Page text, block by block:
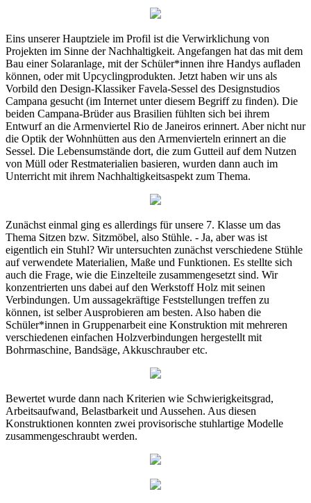
Eins unserer Hauptziele im Profil ist die Verwirklichung von
Projekten im Sinne der Nachhaltigkeit. Angefangen hat das mit dem
Bau einer Solaranlage, mit der Schüler*innen ihre Handys aufladen
können, oder mit Upcyclingprodukten. Jetzt haben wir uns als
Vorbild den Design-Klassiker Favela-Sessel des Designstudios
Campana gesucht (im Internet unter diesem Begriff zu finden). Die
beiden Campana-Brüder aus Brasilien fühlten sich bei ihrem
Entwurf an die Armenviertel Rio de Janeiros erinnert. Aber nicht nur
die Optik der Wohnhütten aus den Armenvierteln erinnert an die
Sessel. Die Lebensumstände dort, die zum Gutteil auf dem Nutzen
von Müll oder Restmaterialien basieren, wurden dann auch im
Unterricht mit ihrem Nachhaltigkeitsaspekt zum Thema.
Zunächst einmal ging es allerdings für unsere 7. Klasse um das
Thema Sitzen bzw. Sitzmöbel, also Stühle. - Ja, aber was ist
eigentlich ein Stuhl? Wir untersuchten zunächst verschiedene Stühle
auf verwendete Materialien, Maße und Funktionen. Es stellte sich
auch die Frage, wie die Einzelteile zusammengesetzt sind. Wir
konzentrierten uns dabei auf den Werkstoff Holz mit seinen
Verbindungen. Um aussagekräftige Feststellungen treffen zu
können, ist selber Ausprobieren am besten. Also haben die
Schüler*innen in Gruppenarbeit eine Konstruktion mit mehreren
verschiedenen einfachen Holzverbindungen hergestellt mit
Bohrmaschine, Bandsäge, Akkuschrauber etc.
Bewertet wurde dann nach Kriterien wie Schwierigkeitsgrad,
Arbeitsaufwand, Belastbarkeit und Aussehen. Aus diesen
Konstruktionen konnten zwei provisorische stuhlartige Modelle
zusammengeschraubt werden.